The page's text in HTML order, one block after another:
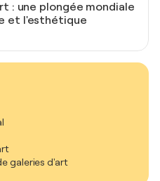
: une plongée mondiale
et l'esthétique
galeries d'art